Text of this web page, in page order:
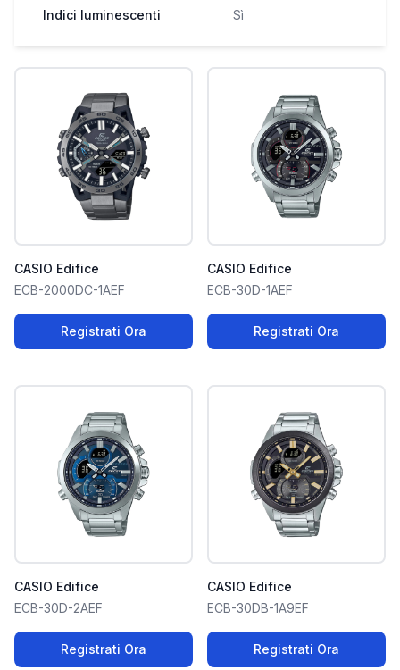
Indici luminescenti Sì
CASIO Edifice
ECB-2000DC-1AEF
Registrati Ora
CASIO Edifice
ECB-30D-1AEF
Registrati Ora
CASIO Edifice
ECB-30D-2AEF
Registrati Ora
CASIO Edifice
ECB-30DB-1A9EF
Registrati Ora